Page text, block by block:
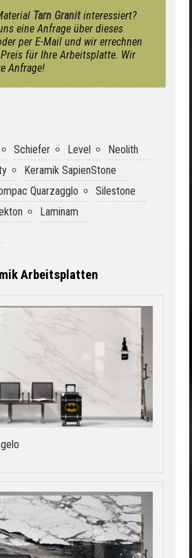
Tarn Granitinteressiert?
eine Anfrage über dieses
per E-Mail und wir errechnen
für Ihre Arbeitsplatte. Wir
Anfrage!
Schiefer Level
Neolith
Keramik SapienStone
Quarzagglo
Silestone
Laminam
Arbeitsplatten